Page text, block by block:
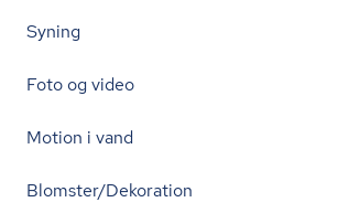
Syning
Foto og video
Motion i vand
Blomster/Dekoration